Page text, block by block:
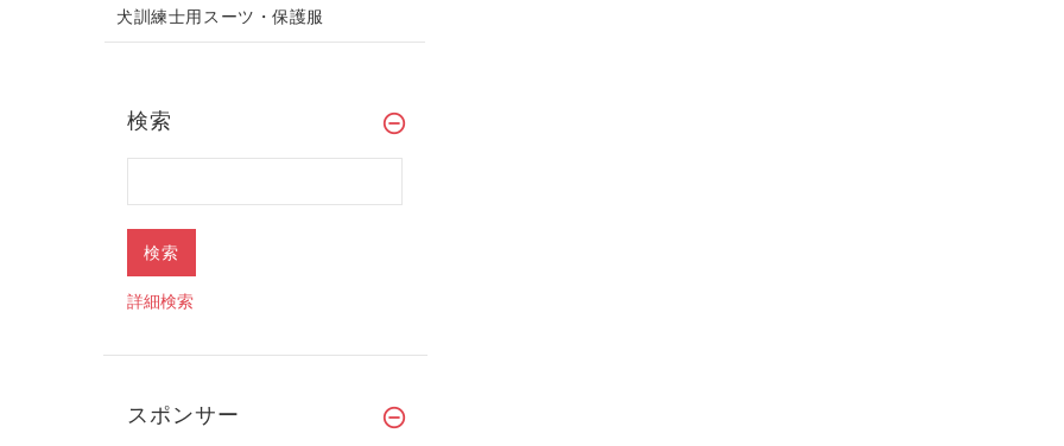
犬訓練士用スーツ・保護服
検索
詳細検索
スポンサー